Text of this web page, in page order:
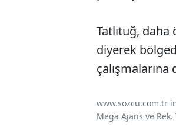
Tatlıtuğ,
diyerek
www.sozcu.com.tr
Mega Ajans ve